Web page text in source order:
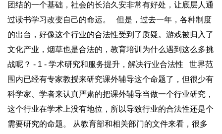
团结的一个基础，社会的长治久安非常有好处，让底层人通
过读书学习改变自己的命运。 但是，过去一年，各种制度
的出台，好像这个行业的合法性受到了质疑。游戏被归入了
文化产业，烟草也是合法的，教育培训为什么遇到这么多挑
战呢？ - 1 - 学术研究和服务提升，解决行业合法性 世界范
围内已经有专家教授来研究课外辅导这个命题了，但很少有
科学家、学者来认真严肃的把课外辅导当做一个行业研究，
这个行业在学术上没有地位，所以导致行业的合法性还是个
需要研究的命题。 从教育部和相关部门的文件来看，很多